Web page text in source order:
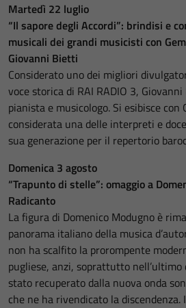
Martedì 22 luglio
“Il sapore degli Accordi”: brindisi e
musicali dei grandi musicisti con
Giovanni Bietti
Considerato uno dei migliori
voce storica di RAI RADIO 3,
pianista e musicologo. Si esibisce con
considerata una delle interpreti e
sua generazione per il repertorio
Domenica 3 agosto
“Trapunto di stelle”: omaggio a
Radicanto
La figura di Domenico Modugno è
panorama italiano della musica
non ha scalfito la prorompente
pugliese, anzi, soprattutto nell’ultimo
stato recuperato dalla nuova onda
che ne ha rivendicato la